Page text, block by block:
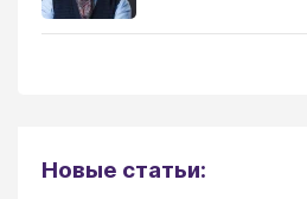
Новые статьи: